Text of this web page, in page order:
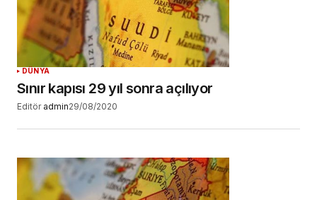
DÜNYA
Sınır kapısı 29 yıl sonra açılıyor
Editör admin29/08/2020